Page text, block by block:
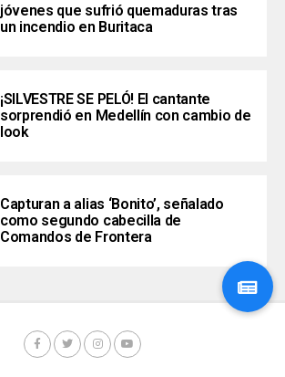
jóvenes que sufrió quemaduras tras
un incendio en Buritaca
¡SILVESTRE SE PELÓ! El cantante
sorprendió en Medellín con cambio de
look
Capturan a alias ‘Bonito’, señalado
como segundo cabecilla de
Comandos de Frontera